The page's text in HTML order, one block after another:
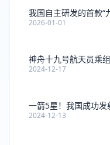
我国自主研发的首款“
2026-01-01
神舟十九号航天员乘
2024-12-17
一箭5星！我国成功
2024-12-13